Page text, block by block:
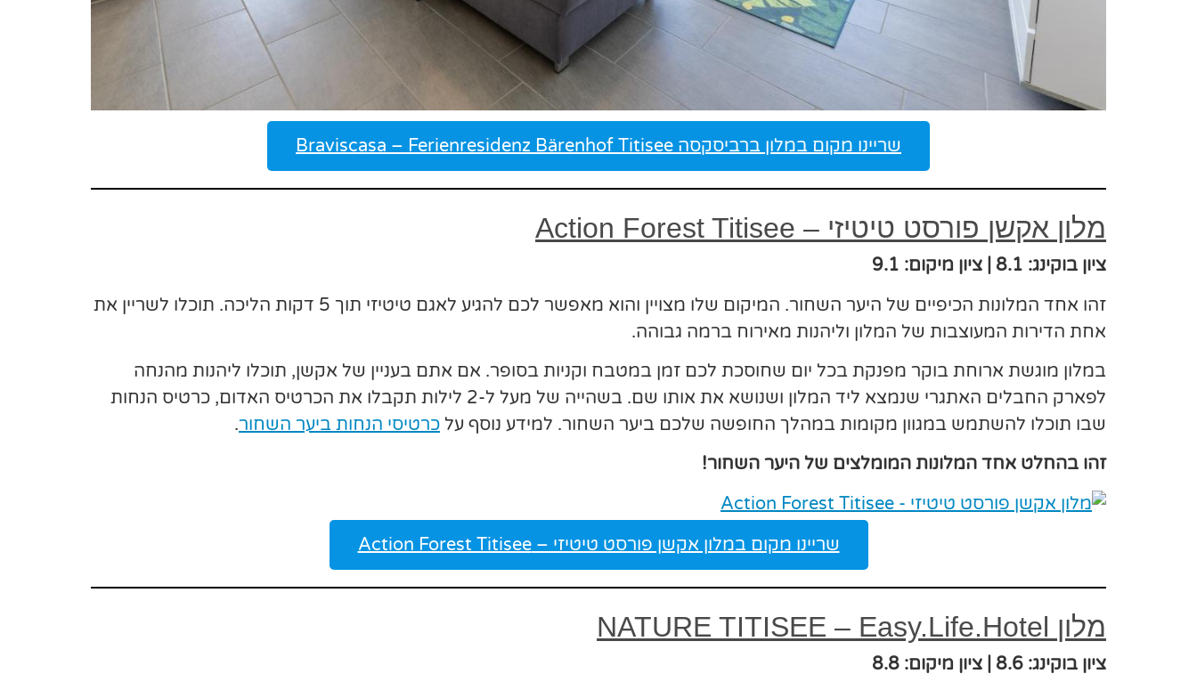
שריינו מקום במלון ברביסקסה Braviscasa – Ferienresidenz Bärenhof Titisee
מלון אקשן פורסט טיטיזי – Action Forest Titisee
ציון בוקינג: 8.1 | ציון מיקום: 9.1
זהו אחד המלונות הכיפיים של היער השחור. המיקום שלו מצויין והוא מאפשר לכם להגיע לאגם טיטיזי תוך 5 דקות הליכה. תוכלו לשריין את
אחת הדירות המעוצבות של המלון וליהנות מאירוח ברמה גבוהה.
במלון מוגשת ארוחת בוקר מפנקת בכל יום שחוסכת לכם זמן במטבח וקניות בסופר. אם אתם בעניין של אקשן, תוכלו ליהנות מהנחה
לפארק החבלים האתגרי שנמצא ליד המלון ושנושא את אותו שם. בשהייה של מעל ל-2 לילות תקבלו את הכרטיס האדום, כרטיס הנחות
שבו תוכלו להשתמש במגוון מקומות במהלך החופשה שלכם ביער השחור. למידע נוסף על כרטיסי הנחות ביער השחור.
זהו בהחלט אחד המלונות המומלצים של היער השחור!
שריינו מקום במלון אקשן פורסט טיטיזי – Action Forest Titisee
מלון NATURE TITISEE – Easy.Life.Hotel
ציון בוקינג: 8.6 | ציון מיקום: 8.8